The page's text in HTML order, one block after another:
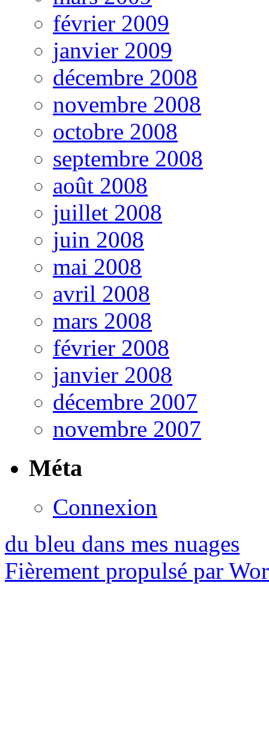
février 2009
janvier 2009
décembre 2008
novembre 2008
octobre 2008
septembre 2008
août 2008
juillet 2008
juin 2008
mai 2008
avril 2008
mars 2008
février 2008
janvier 2008
décembre 2007
novembre 2007
Méta
Connexion
du bleu dans mes nuages
Fièrement propulsé par